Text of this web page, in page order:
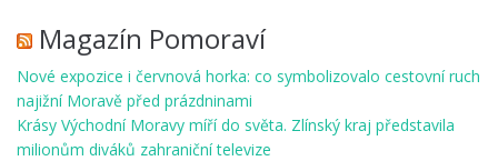
Magazín Pomoraví
Nové expozice i červnová horka: co symbolizovalo cestovní ruch
najižní Moravě před prázdninami
Krásy Východní Moravy míří do světa. Zlínský kraj představila
milionům diváků zahraniční televize